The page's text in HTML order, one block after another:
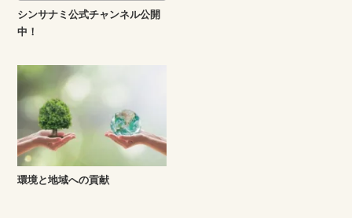
シンサナミ公式チャンネル公開
中！
環境と地域への貢献